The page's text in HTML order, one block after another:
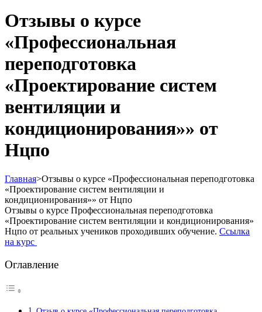
Отзывы о курсе
«Профессиональная
переподготовка
«Проектирование систем
вентиляции и
кондиционирования»» от
Нцпо
Главная>Отзывы о курсе «Профессиональная переподготовка
«Проектирование систем вентиляции и
кондиционирования»» от Нцпо
Отзывы о курсе Профессиональная переподготовка
«Проектирование систем вентиляции и кондиционирования»
Нцпо от реальных учеников проходивших обучение. Ссылка
на курс
Оглавление